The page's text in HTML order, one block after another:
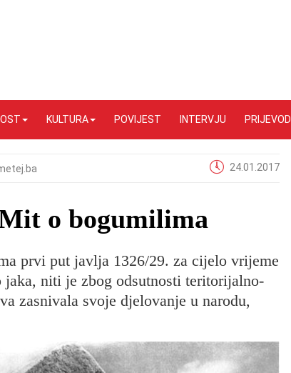
KULTURA POVIJEST INTERVJU PRIJEVODI
24.01.2017
o bogumilima
prvi put javlja 1326/29. za cijelo vrijeme
niti je zbog odsutnosti teritorijalno-
zasnivala svoje djelovanje u narodu,